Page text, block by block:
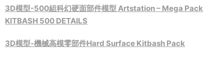
3D模型-500組科幻硬面部件模型 Artstation – Mega Pack
KITBASH 500 DETAILS
3D模型-機械高模零部件Hard Surface Kitbash Pack